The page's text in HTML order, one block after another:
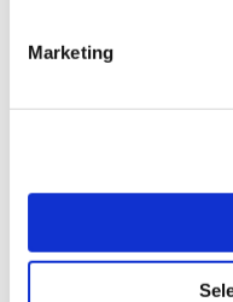
Marketing
gezamenlijkheid
Basis voor
De nieuwe generatie
voorbeelden nodig en
betekent niet dat